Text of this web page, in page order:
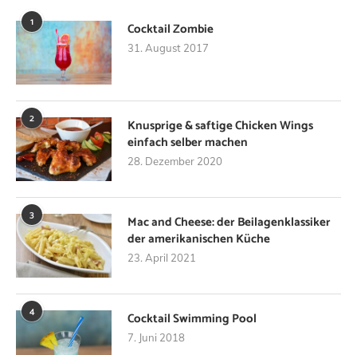
1 Cocktail Zombie
31. August 2017
2
Knusprige & saftige Chicken Wings
einfach selber machen
28. Dezember 2020
3
Mac and Cheese: der Beilagenklassiker
der amerikanischen Küche
23. April 2021
4 Cocktail Swimming Pool
7. Juni 2018